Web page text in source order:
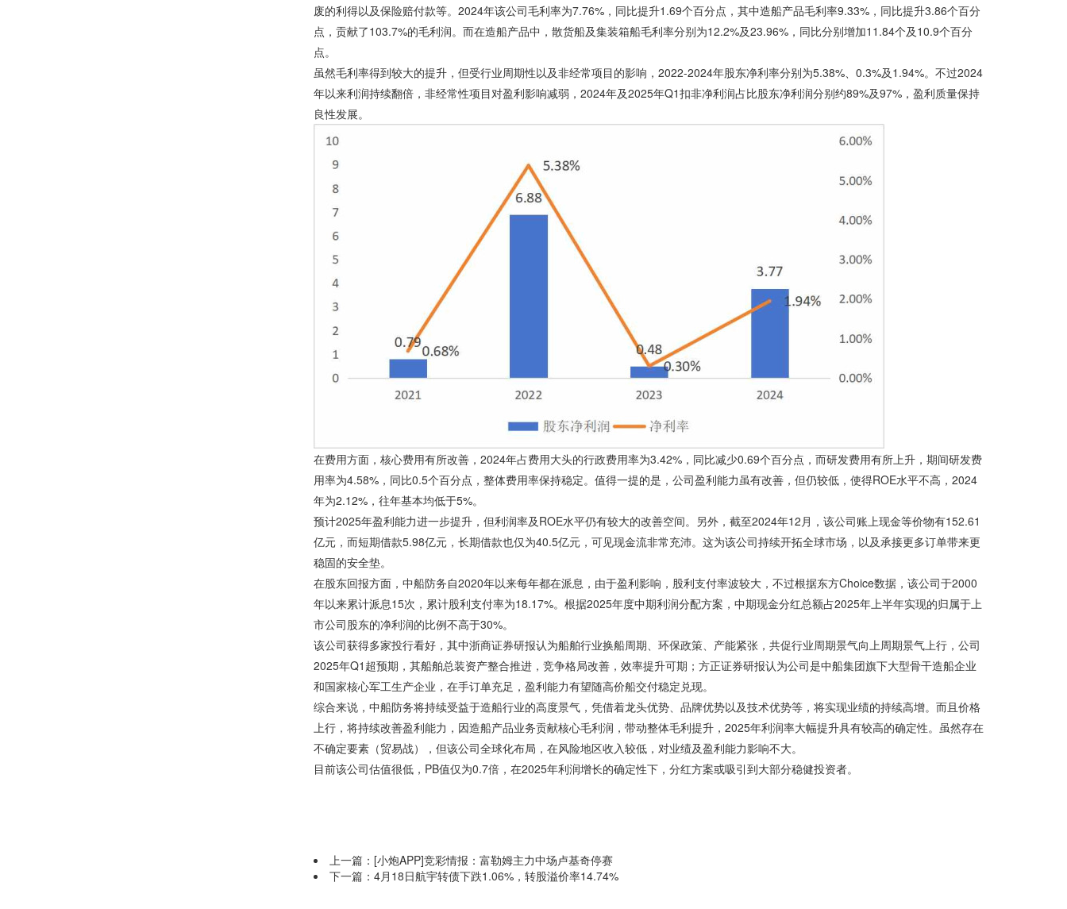
废的利得以及保险赔付款等。2024年该公司毛利率为7.76%，同比提升1.69个百分点，其中造船产品毛利率9.33%，同比提升3.86个百分
点，贡献了103.7%的毛利润。而在造船产品中，散货船及集装箱船毛利率分别为12.2%及23.96%，同比分别增加11.84个及10.9个百分
点。
虽然毛利率得到较大的提升，但受行业周期性以及非经常项目的影响，2022-2024年股东净利率分别为5.38%、0.3%及1.94%。不过2024
年以来利润持续翻倍，非经常性项目对盈利影响减弱，2024年及2025年Q1扣非净利润占比股东净利润分别约89%及97%，盈利质量保持
良性发展。
在费用方面，核心费用有所改善，2024年占费用大头的行政费用率为3.42%，同比减少0.69个百分点，而研发费用有所上升，期间研发费
用率为4.58%，同比0.5个百分点，整体费用率保持稳定。值得一提的是，公司盈利能力虽有改善，但仍较低，使得ROE水平不高，2024
年为2.12%，往年基本均低于5%。
预计2025年盈利能力进一步提升，但利润率及ROE水平仍有较大的改善空间。另外，截至2024年12月，该公司账上现金等价物有152.61
亿元，而短期借款5.98亿元，长期借款也仅为40.5亿元，可见现金流非常充沛。这为该公司持续开拓全球市场，以及承接更多订单带来更
稳固的安全垫。
在股东回报方面，中船防务自2020年以来每年都在派息，由于盈利影响，股利支付率波较大，不过根据东方Choice数据，该公司于2000
年以来累计派息15次，累计股利支付率为18.17%。根据2025年度中期利润分配方案，中期现金分红总额占2025年上半年实现的归属于上
市公司股东的净利润的比例不高于30%。
该公司获得多家投行看好，其中浙商证券研报认为船舶行业换船周期、环保政策、产能紧张，共促行业周期景气向上周期景气上行，公司
2025年Q1超预期，其船舶总装资产整合推进，竞争格局改善，效率提升可期；方正证券研报认为公司是中船集团旗下大型骨干造船企业
和国家核心军工生产企业，在手订单充足，盈利能力有望随高价船交付稳定兑现。
综合来说，中船防务将持续受益于造船行业的高度景气，凭借着龙头优势、品牌优势以及技术优势等，将实现业绩的持续高增。而且价格
上行，将持续改善盈利能力，因造船产品业务贡献核心毛利润，带动整体毛利提升，2025年利润率大幅提升具有较高的确定性。虽然存在
不确定要素（贸易战），但该公司全球化布局，在风险地区收入较低，对业绩及盈利能力影响不大。
目前该公司估值很低，PB值仅为0.7倍，在2025年利润增长的确定性下，分红方案或吸引到大部分稳健投资者。
上一篇： [小炮APP]竞彩情报：富勒姆主力中场卢基奇停赛
下一篇： 4月18日航宇转债下跌1.06%，转股溢价率14.74%